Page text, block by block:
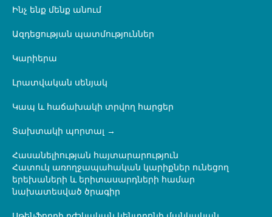
Ինչ ենք մենք անում
Ազդեցության պատմություններ
Կարիերա
Լրատվական սենյակ
Կապ և հաճախակի տրվող հարցեր
Տախտակի պորտալ
Հասանելիության հայտարարություն
Հատուկ առողջապահական կարիքներ ունեցող
երեխաների և երիտասարդների համար
նախատեսված ծրագիր